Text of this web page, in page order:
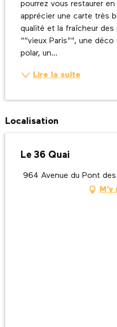
pourrez vous restaurer
apprécier une carte très
qualité et la fraîcheur
""vieux Paris"", une déco
polar, un...
Lire la suite
Localisation
Le 36 Quai
964 Avenue du Pont
M'y